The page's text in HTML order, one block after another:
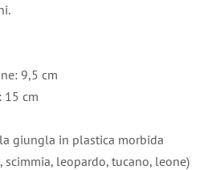
9,5 cm
15 cm
giungla in plastica morbida
leopardo, tucano, leone)